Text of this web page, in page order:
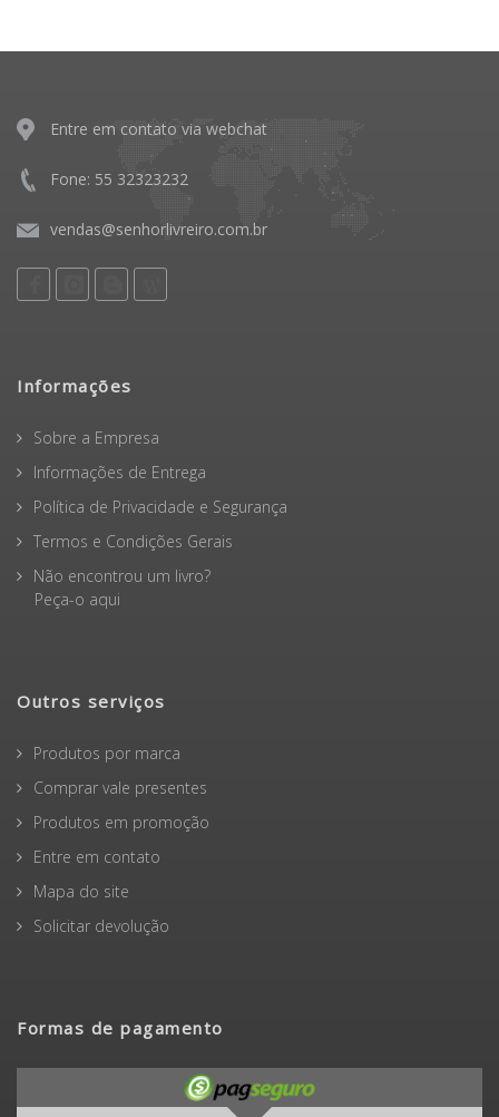
Entre em contato via webchat
Fone: 55 32323232
vendas@senhorlivreiro.com.br
Informações
Sobre a Empresa
Informações de Entrega
Política de Privacidade e Segurança
Termos e Condições Gerais
Não encontrou um livro?
Peça-o aqui
Outros serviços
Produtos por marca
Comprar vale presentes
Produtos em promoção
Entre em contato
Mapa do site
Solicitar devolução
Formas de pagamento